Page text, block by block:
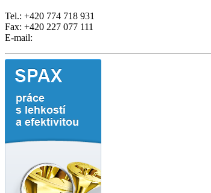
Tel.: +420 774 718 931
Fax: +420 227 077 111
E-mail: